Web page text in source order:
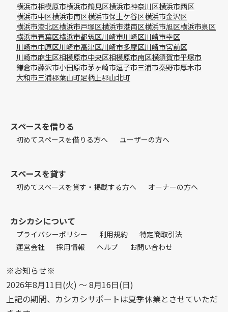
横浜市相模原市横浜市鶴見区横浜市神奈川区横浜市西区
横浜市中区横浜市南区横浜市保土ケ谷区横浜市金沢区
横浜市港北区横浜市戸塚区横浜市港南区横浜市旭区横浜市泉区
横浜市青葉区横浜市都筑区川崎市川崎区川崎市幸区
川崎市中原区川崎市高津区川崎市多摩区川崎市宮前区
川崎市麻生区相模原市中央区相模原市南区横須賀市平塚市
鎌倉市藤沢市小田原市茅ヶ崎市逗子市三浦市秦野市厚木市
大和市三浦郡葉山町足柄上郡山北町
スペースを借りる
初めてスペースを借りる方へ ユーザーの方へ
スペースを貸す
初めてスペースを貸す・掲載する方へ オーナーの方へ
カシカシについて
プライバシーポリシー 利用規約
特定商取引法
運営会社
採用情報 ヘルプ お問い合わせ
※お知らせ※
2026年8月11日(火) 〜 8月16日(日)
上記の期間、カシカシサポートは夏季休業とさせていただ